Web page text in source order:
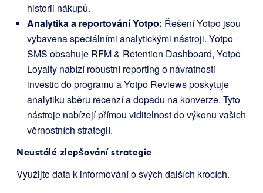
historii nákupů.
Analytika a reportování Yotpo: Řešení Yotpo jsou
vybavena speciálními analytickými nástroji. Yotpo
SMS obsahuje RFM & Retention Dashboard, Yotpo
Loyalty nabízí robustní reporting o návratnosti
investic do programu a Yotpo Reviews poskytuje
analytiku sběru recenzí a dopadu na konverze. Tyto
nástroje nabízejí přímou viditelnost do výkonu vašich
věrnostních strategií.
Neustálé zlepšování strategie
Využijte data k informování o svých dalších krocích.